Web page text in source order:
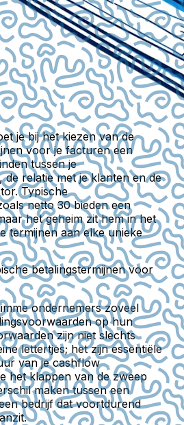
je bij het kiezen van de
voor je facturen een
tussen je
relatie met je klanten en de
Typische
netto 30 bieden een
het geheim zit hem in het
termijnen aan elke unieke
betalingstermijnen voor
ondernemers zoveel
op hun
zijn niet slechts
lettertjes; het zijn essentiële
van je cashflow
het klappen van de zweep
maken tussen een
bedrijf dat voortdurend